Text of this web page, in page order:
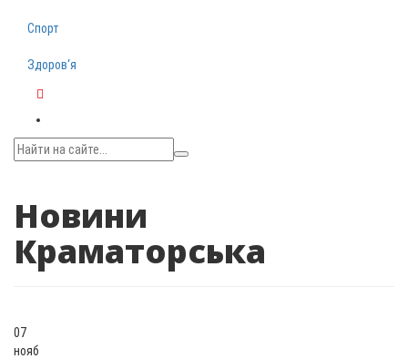
Спорт
Здоров‘я
Новини
Краматорська
07
нояб